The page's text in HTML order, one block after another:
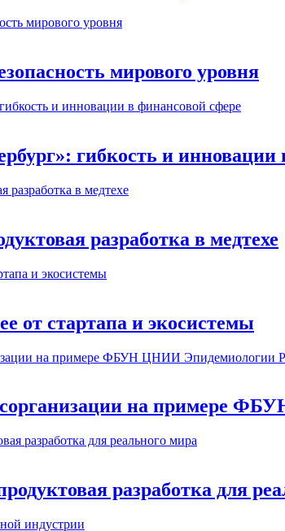
мирового уровня
гибкость и инновации
разработка в медтехе
от стартапа и экосистемы
на примере
разработка для